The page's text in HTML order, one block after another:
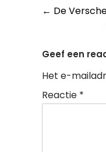
Post
← De
Geef een
Het e-
Reactie *